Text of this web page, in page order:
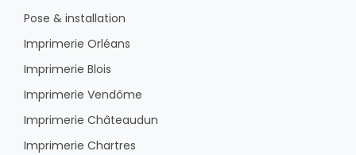
Pose & installation
Imprimerie Orléans
Imprimerie Blois
Imprimerie Vendôme
Imprimerie Châteaudun
Imprimerie Chartres